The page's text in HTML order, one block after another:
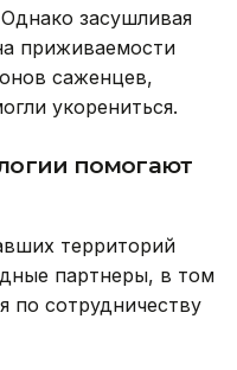
засушливая
приживаемости
саженцев,
укорениться.
помогают
территорий
партнеры, в том
по сотрудничеству